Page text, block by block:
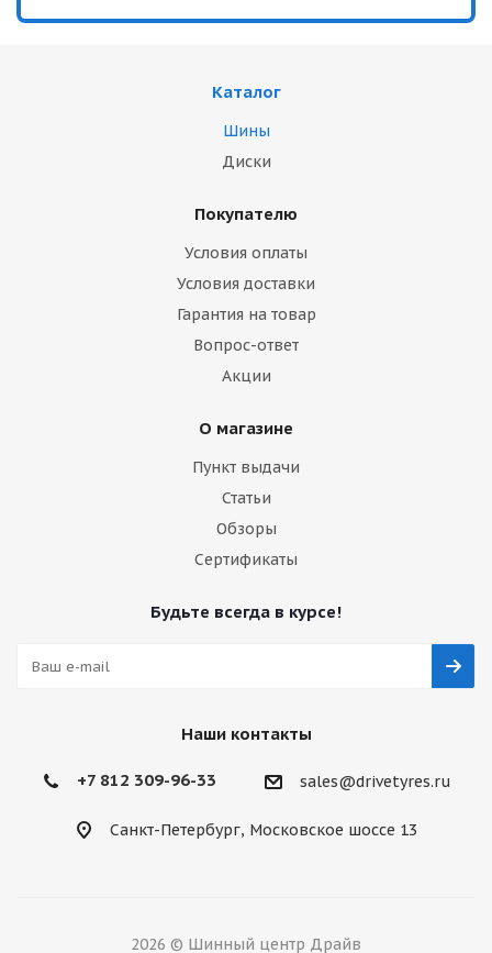
Каталог
Шины
Диски
Покупателю
Условия оплаты
Условия доставки
Гарантия на товар
Вопрос-ответ
Акции
О магазине
Пункт выдачи
Статьи
Обзоры
Сертификаты
Будьте всегда в курсе!
Наши контакты
+7 812 309-96-33 sales@drivetyres.ru
Санкт-Петербург, Московское шоссе 13
2026 © Шинный центр Драйв